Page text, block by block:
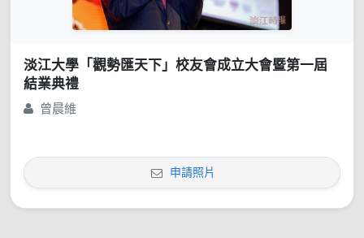
淡江大學「觀勢匯天下」校友會成立大會暨第一屆
結業典禮
曾晨維
申請照片